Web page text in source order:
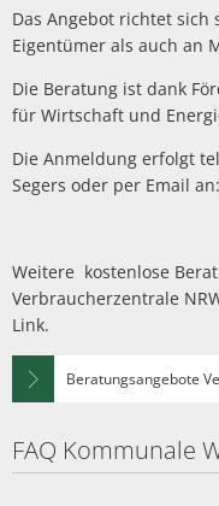
Das Angebot richtet
Eigentümer als auch an
Die Beratung ist dank
für Wirtschaft und
Die Anmeldung erfolgt
Segers oder per Email an:
Weitere kostenlose
Verbraucherzentrale
Link.
Beratungsangebote
FAQ Kommunale